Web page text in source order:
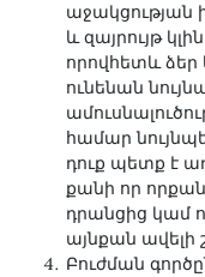
աջակցության
և զայրույթ
որովհետև ձեր
ունենան
համար
դուք պետք է
քանի որ
դրանցից կամ
այնքան
Բուժման